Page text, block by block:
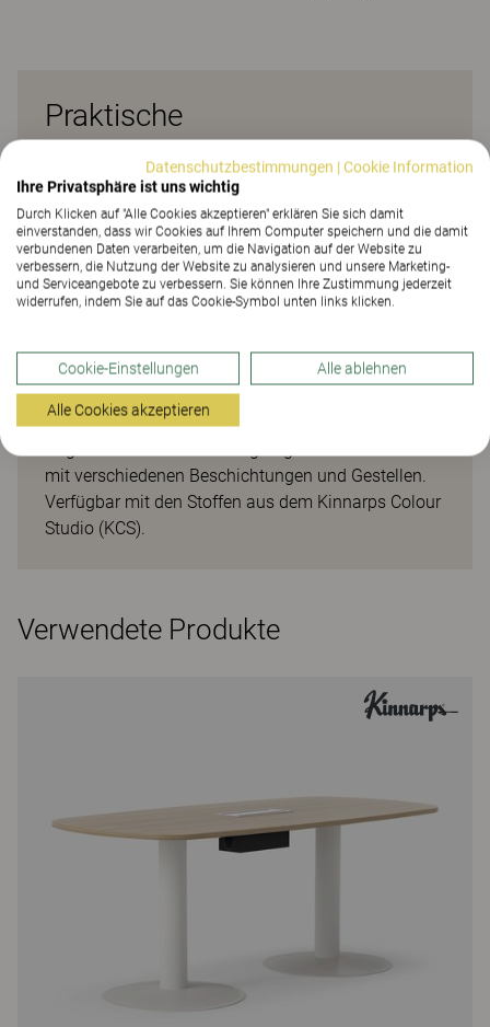
Praktische
Besprechungstische mit freier
Wahlmöglichkeit
Die [E]-Serie bietet umfangreiche Optionen und
umfassende Auswahlmöglichkeiten für individuelle
Lösungen. Diese Produktserie eignet sich für jede
Gestellen lässt sich ein Arbeitsplatz schaffen, bei
dem die individuellen Bedürfnisse des Benutzers im
Mittelpunkt stehen. Anschließend kann ein großes
mit verschiedenen Beschichtungen und Gestellen.
Verfügbar mit den Stoffen aus dem Kinnarps Colour
Studio (KCS).
Verwendete Produkte
Datenschutzbestimmungen |Cookie Information
Ihre Privatsphäre ist uns wichtig
Durch Klicken auf "Alle Cookies akzeptieren" erklären Sie sich damit
einverstanden, dass wir Cookies auf Ihrem Computer speichern und die damit
verbundenen Daten verarbeiten, um die Navigation auf der Website zu
verbessern, die Nutzung der Website zu analysieren und unsere Marketing-
und Serviceangebote zu verbessern. Sie können Ihre Zustimmung jederzeit
widerrufen, indem Sie auf das Cookie-Symbol unten links klicken.
Cookie-Einstellungen Alle ablehnen
Alle Cookies akzeptieren